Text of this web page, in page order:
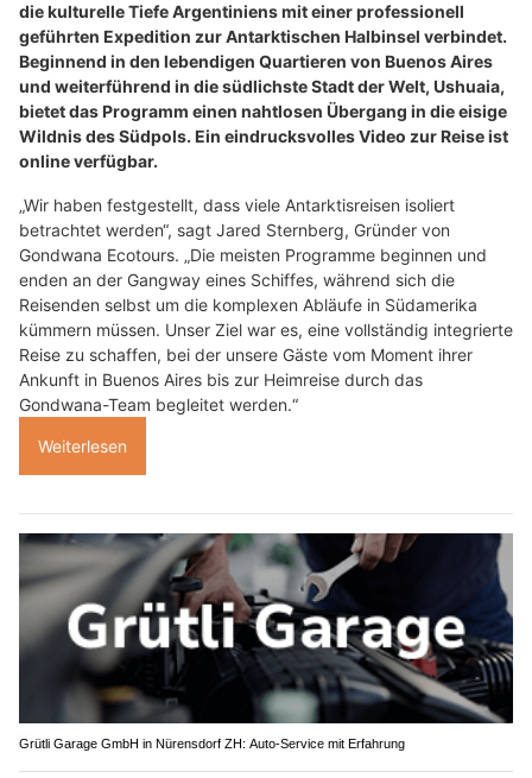
die kulturelle Tiefe Argentiniens mit einer professionell
geführten Expedition zur Antarktischen Halbinsel verbindet.
Beginnend in den lebendigen Quartieren von Buenos Aires
und weiterführend in die südlichste Stadt der Welt, Ushuaia,
bietet das Programm einen nahtlosen Übergang in die eisige
Wildnis des Südpols. Ein eindrucksvolles Video zur Reise ist
online verfügbar.
„Wir haben festgestellt, dass viele Antarktisreisen isoliert
betrachtet werden“, sagt Jared Sternberg, Gründer von
Gondwana Ecotours. „Die meisten Programme beginnen und
enden an der Gangway eines Schiffes, während sich die
Reisenden selbst um die komplexen Abläufe in Südamerika
kümmern müssen. Unser Ziel war es, eine vollständig integrierte
Reise zu schaffen, bei der unsere Gäste vom Moment ihrer
Ankunft in Buenos Aires bis zur Heimreise durch das
Gondwana-Team begleitet werden.“
Weiterlesen
Grütli Garage GmbH in Nürensdorf ZH: Auto-Service mit Erfahrung